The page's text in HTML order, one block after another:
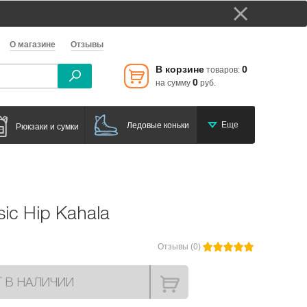
О магазине Отзывы
В корзине товаров: 0
на сумму 0 руб.
Рюкзаки и сумки Ледовые коньки Еще
Hip Kahala
Отзывы (0)
В НАЛИЧИИ